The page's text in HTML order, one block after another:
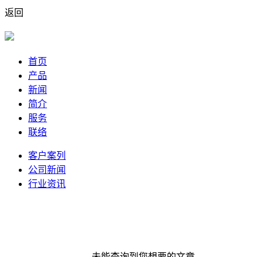
返回
首页
产品
新闻
简介
服务
联络
客户案列
公司新闻
行业资讯